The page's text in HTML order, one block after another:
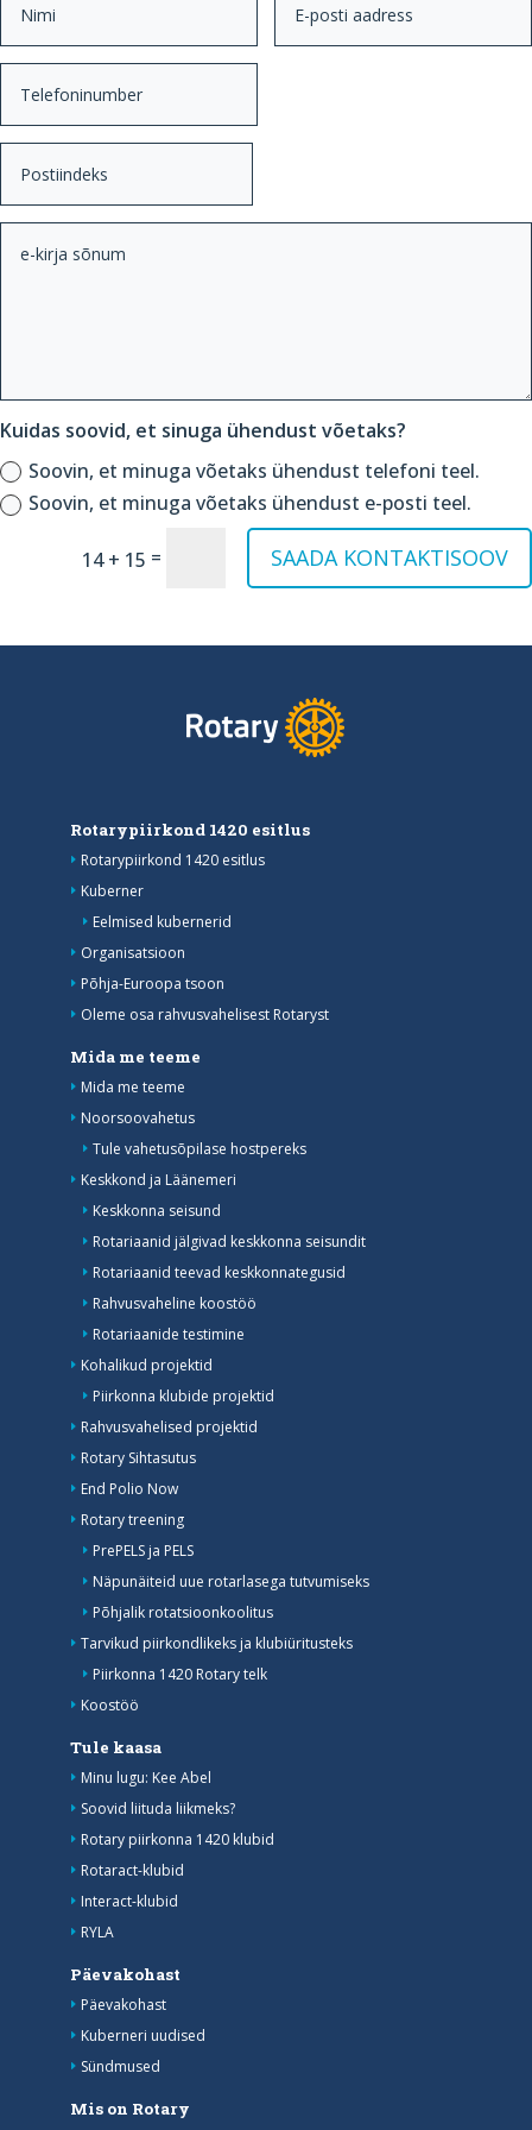
Kuidas soovid, et sinuga ühendust võetaks?
Soovin, et minuga võetaks ühendust telefoni teel.
Soovin, et minuga võetaks ühendust e-posti teel.
14 + 15 = SAADA KONTAKTISOOV
Rotarypiirkond 1420 esitlus
Rotarypiirkond 1420 esitlus
Kuberner
Eelmised kubernerid
Organisatsioon
Põhja-Euroopa tsoon
Oleme osa rahvusvahelisest Rotaryst
Mida me teeme
Mida me teeme
Noorsoovahetus
Tule vahetusõpilase hostpereks
Keskkond ja Läänemeri
Keskkonna seisund
Rotariaanid jälgivad keskkonna seisundit
Rotariaanid teevad keskkonnategusid
Rahvusvaheline koostöö
Rotariaanide testimine
Kohalikud projektid
Piirkonna klubide projektid
Rahvusvahelised projektid
Rotary Sihtasutus
End Polio Now
Rotary treening
PrePELS ja PELS
Näpunäiteid uue rotarlasega tutvumiseks
Põhjalik rotatsioonkoolitus
Tarvikud piirkondlikeks ja klubiüritusteks
Piirkonna 1420 Rotary telk
Koostöö
Tule kaasa
Minu lugu: Kee Abel
Soovid liituda liikmeks?
Rotary piirkonna 1420 klubid
Rotaract-klubid
Interact-klubid
RYLA
Päevakohast
Päevakohast
Kuberneri uudised
Sündmused
Mis on Rotary